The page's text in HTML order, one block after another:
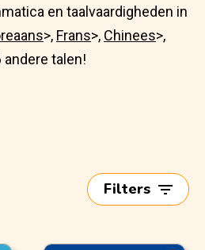
en taalvaardigheden in
>, Frans>, Chinees>,
andere talen!
Filters